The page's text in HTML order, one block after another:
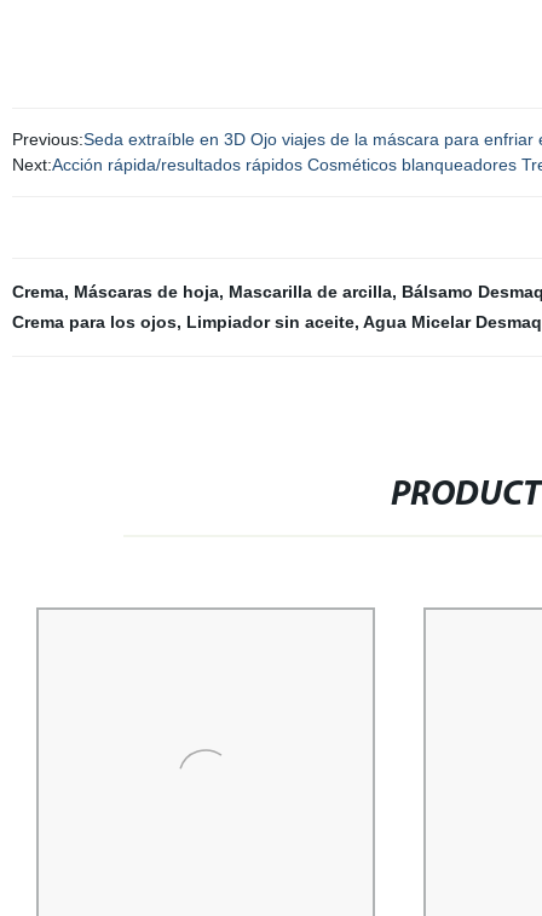
Previous:Seda extraíble en 3D Ojo viajes de la máscara para
Next:Acción rápida/resultados rápidos Cosméticos blanqueadores
Crema, Máscaras de hoja, Mascarilla de arcilla, Bálsamo
Crema para los ojos, Limpiador sin aceite, Agua Micelar